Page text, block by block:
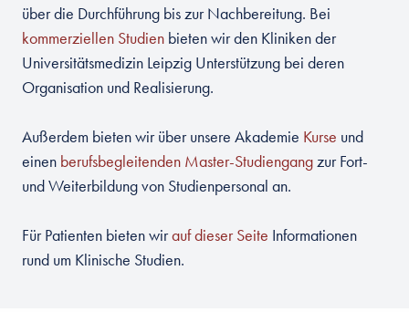
über die Durchführung bis zur Nachbereitung. Bei
kommerziellen Studien bieten wir den Kliniken der
Universitätsmedizin Leipzig Unterstützung bei deren
Organisation und Realisierung.
Außerdem bieten wir über unsere Akademie Kurse und
einen berufsbegleitenden Master-Studiengangzur Fort-
und Weiterbildung von Studienpersonal an.
Für Patienten bieten wirauf dieser Seite Informationen
rund um Klinische Studien.